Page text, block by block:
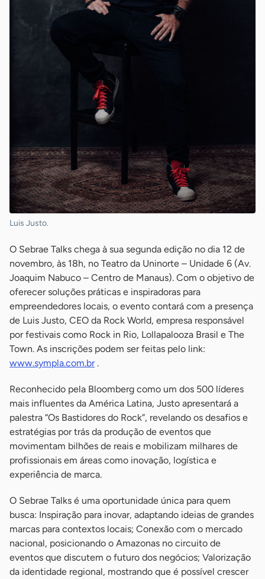
Luis Justo.
O Sebrae Talks chega à sua segunda edição no dia 12 de
novembro, às 18h, no Teatro da Uninorte – Unidade 6 (Av.
Joaquim Nabuco – Centro de Manaus). Com o objetivo de
oferecer soluções práticas e inspiradoras para
empreendedores locais, o evento contará com a presença
de Luis Justo, CEO da Rock World, empresa responsável
por festivais como Rock in Rio, Lollapalooza Brasil e The
Town. As inscrições podem ser feitas pelo link:
www.sympla.com.br.
Reconhecido pela Bloomberg como um dos 500 líderes
mais influentes da América Latina, Justo apresentará a
palestra “Os Bastidores do Rock”, revelando os desafios e
estratégias por trás da produção de eventos que
movimentam bilhões de reais e mobilizam milhares de
profissionais em áreas como inovação, logística e
experiência de marca.
O Sebrae Talks é uma oportunidade única para quem
busca: Inspiração para inovar, adaptando ideias de grandes
marcas para contextos locais; Conexão com o mercado
nacional, posicionando o Amazonas no circuito de
eventos que discutem o futuro dos negócios; Valorização
da identidade regional, mostrando que é possível crescer